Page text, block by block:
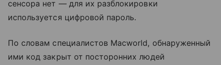
сенсора нет — для их разблокировки
используется цифровой пароль.
По словам специалистов Macworld, обнаруженный
ими код закрыт от посторонних людей